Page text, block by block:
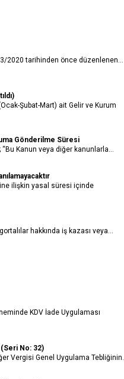
2020 tarihinden önce düzenlenen...
Şubat-Mart) ait Gelir ve Kurum
Gönderilme Süresi
Kanun veya diğer kanunlarla...
ilişkin yasal süresi içinde
hakkında iş kazası veya...
KDV İade Uygulaması
(Seri No: 32)
Vergisi Genel Uygulama Tebliğinin...